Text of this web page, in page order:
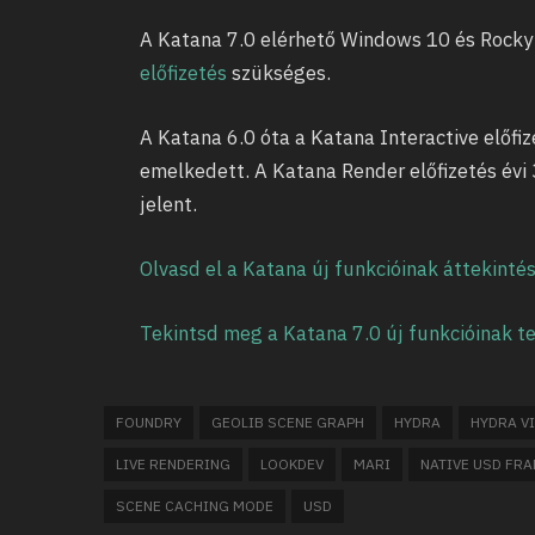
A Katana 7.0 elérhető Windows 10 és
előfizetés szükséges.
A Katana 6.0 óta a Katana Interactive
emelkedett. A Katana Render előfizetés
jelent.
Olvasd el a Katana új funkcióinak
Tekintsd meg a Katana 7.0 új funkcióinak
FOUNDRY GEOLIB SCENE GRAPH HYDRA HYDRA
LIVE RENDERING LOOKDEV MARI NATIVE USD
SCENE CACHING MODE USD